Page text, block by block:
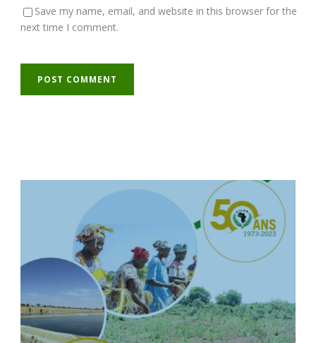
Save my name, email, and website in this browser for the
next time I comment.